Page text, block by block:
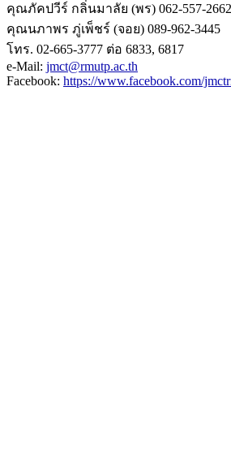
คุณภัคปวีร์ กลิ่นมาลัย (พร) 062-557-2662
คุณนภาพร ภู่เพ็ชร์ (จอย) 089-962-3445
โทร. 02-665-3777 ต่อ 6833, 6817
e-Mail: jmct@rmutp.ac.th
Facebook: https://www.facebook.com/